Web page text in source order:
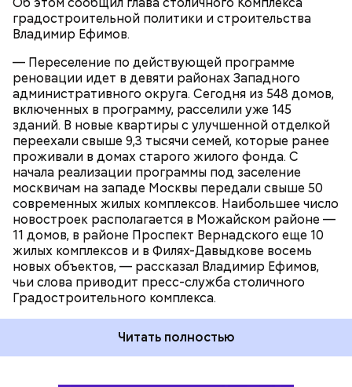
градостроительной политики и строительства
Владимир Ефимов.
— Переселение по действующей программе
реновации идет в девяти районах Западного
административного округа. Сегодня из 548 домов,
включенных в программу, расселили уже 145
зданий. В новые квартиры с улучшенной отделкой
переехали свыше 9,3 тысячи семей, которые ранее
проживали в домах старого жилого фонда. С
начала реализации программы под заселение
москвичам на западе Москвы передали свыше 50
современных жилых комплексов. Наибольшее число
новостроек располагается в Можайском районе —
11 домов, в районе Проспект Вернадского еще 10
жилых комплексов и в Филях-Давыдкове восемь
новых объектов, — рассказал Владимир Ефимов,
чьи слова приводит пресс-служба столичного
Градостроительного комплекса.
снос», которая позволяет весь строительный мусор
отправить сразу на переработку. На
освободившихся участках в рамках программы
реновации город возводит новые жилые здания с
необходимой инфраструктурой.
Читать полностью
ВЛАДИМИР ЕФИМОВ
РЕНОВАЦИЯ